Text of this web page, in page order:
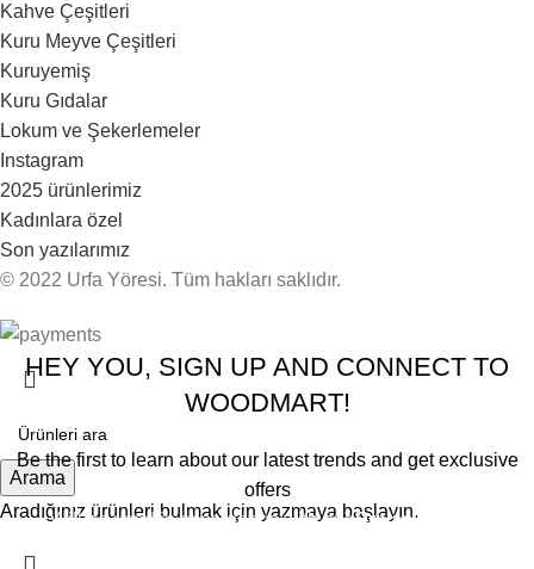
Kahve Çeşitleri
Kuru Meyve Çeşitleri
Kuruyemiş
Kuru Gıdalar
Lokum ve Şekerlemeler
Instagram
2025 ürünlerimiz
Kadınlara özel
Son yazılarımız
© 2022 Urfa Yöresi. Tüm hakları saklıdır.
Arama
Aradığınız ürünleri bulmak için yazmaya başlayın.
HEY YOU, SIGN UP AND CONNECT TO
WOODMART!
Be the first to learn about our latest trends and get exclusive
offers
Will be used in accordance with ourPrivacy Policy